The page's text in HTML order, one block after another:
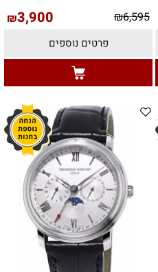
₪6,595
₪3,900
פרטים נוספים